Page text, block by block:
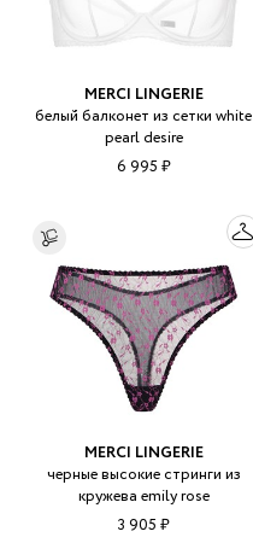
MERCI LINGERIE
белый балконет из сетки white
pearl desire
6 995 ₽
MERCI LINGERIE
черные высокие стринги из
кружева emily rose
3 905 ₽